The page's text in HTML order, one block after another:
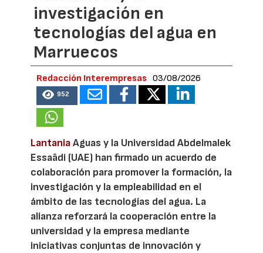
investigación en
tecnologías del agua en
Marruecos
Redacción Interempresas 03/08/2026
952
LantaniaAguas y la Universidad Abdelmalek
Essaâdi (UAE) han firmado un acuerdo de
colaboración para promover la formación, la
investigación y la empleabilidad en el
ámbito de las tecnologías del agua. La
alianza reforzará la cooperación entre la
universidad y la empresa mediante
iniciativas conjuntas de innovación y